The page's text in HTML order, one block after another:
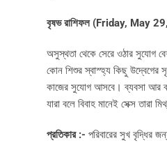
বৃষভ রাশিফল (Friday, May
অসুস্থতা থেকে সেরে ওঠার সুযোগ
কোন শিশুর স্বাস্হ্য কিছু উদ্বেগের
কাজের সুযোগ আসবে। ব্যবসা আর
যারা বলে বিবাহ মানেই সেক্স
প্রতিকার :- পরিবারের সুখ বৃদ্ধির